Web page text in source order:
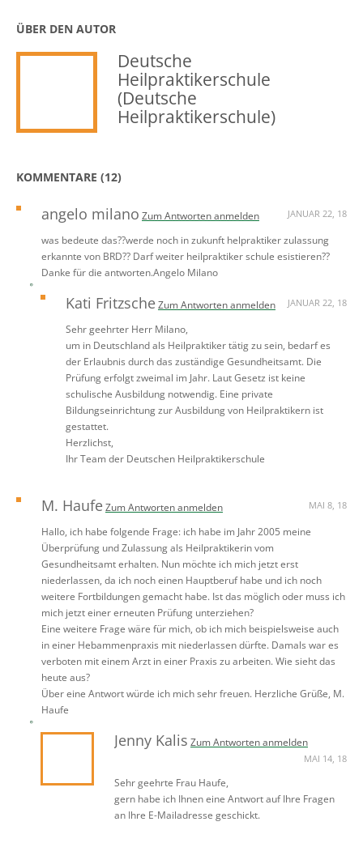
ÜBER DEN AUTOR
Deutsche
Heilpraktikerschule
(Deutsche
Heilpraktikerschule)
KOMMENTARE (12)
angelo milano Zum Antworten anmelden JANUAR 22, 18
was bedeute das??werde noch in zukunft helpraktiker zulassung
erkannte von BRD?? Darf weiter heilpraktiker schule esistieren??
Danke für die antworten.Angelo Milano
Kati FritzscheZum Antworten anmelden JANUAR 22, 18
Sehr geehrter Herr Milano,
um in Deutschland als Heilpraktiker tätig zu sein, bedarf es
der Erlaubnis durch das zuständige Gesundheitsamt. Die
Prüfung erfolgt zweimal im Jahr. Laut Gesetz ist keine
schulische Ausbildung notwendig. Eine private
Bildungseinrichtung zur Ausbildung von Heilpraktikern ist
gestattet.
Herzlichst,
Ihr Team der Deutschen Heilpraktikerschule
M. HaufeZum Antworten anmelden MAI 8, 18
Hallo, ich habe folgende Frage: ich habe im Jahr 2005 meine
Überprüfung und Zulassung als Heilpraktikerin vom
Gesundheitsamt erhalten. Nun möchte ich mich jetzt erst
niederlassen, da ich noch einen Hauptberuf habe und ich noch
weitere Fortbildungen gemacht habe. Ist das möglich oder muss ich
mich jetzt einer erneuten Prüfung unterziehen?
Eine weitere Frage wäre für mich, ob ich mich beispielsweise auch
in einer Hebammenpraxis mit niederlassen dürfte. Damals war es
verboten mit einem Arzt in einer Praxis zu arbeiten. Wie sieht das
heute aus?
Über eine Antwort würde ich mich sehr freuen. Herzliche Grüße, M.
Haufe
Jenny Kalis Zum Antworten anmelden
MAI 14, 18
Sehr geehrte Frau Haufe,
gern habe ich Ihnen eine Antwort auf Ihre Fragen
an Ihre E-Mailadresse geschickt.